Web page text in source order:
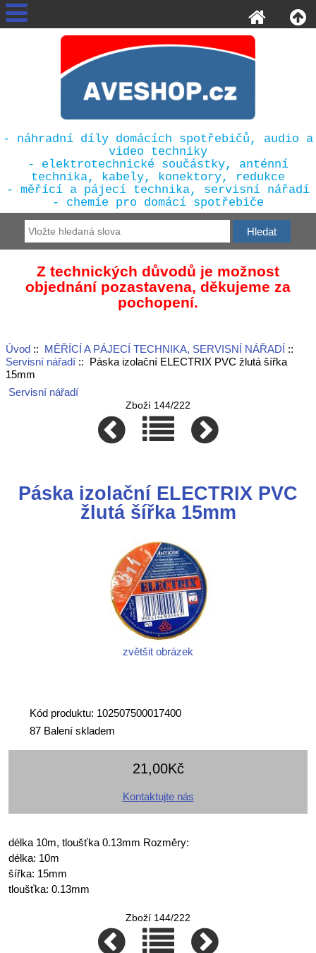
- náhradní díly domácích spotřebičů, audio a
video techniky
- elektrotechnické součástky, anténní
technika, kabely, konektory, redukce
- měřící a pájecí technika, servisní nářadí
- chemie pro domácí spotřebiče
Z technických důvodů je možnost
objednání pozastavena, děkujeme za
pochopení.
Úvod:: MĚŘÍCÍ A PÁJECÍ TECHNIKA, SERVISNÍ NÁŘADÍ ::
Servisní nářadí:: Páska izolační ELECTRIX PVC žlutá šířka
15mm
Servisní nářadí
Zboží 144/222
Páska izolační ELECTRIX PVC
žlutá šířka 15mm
zvětšit obrázek
Kód produktu: 102507500017400
87 Balení skladem
21,00Kč
Kontaktujte nás
délka 10m, tloušťka 0.13mm Rozměry:
délka: 10m
šířka: 15mm
tloušťka: 0.13mm
Zboží 144/222